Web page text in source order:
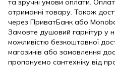
та зручні умови оплати.
отриманні товару. Також
через ПриватБанк або
Замовте душовий гарнітур у
можливістю безкоштовної
магазинів або замовлення
пропонуємо сантехніку від